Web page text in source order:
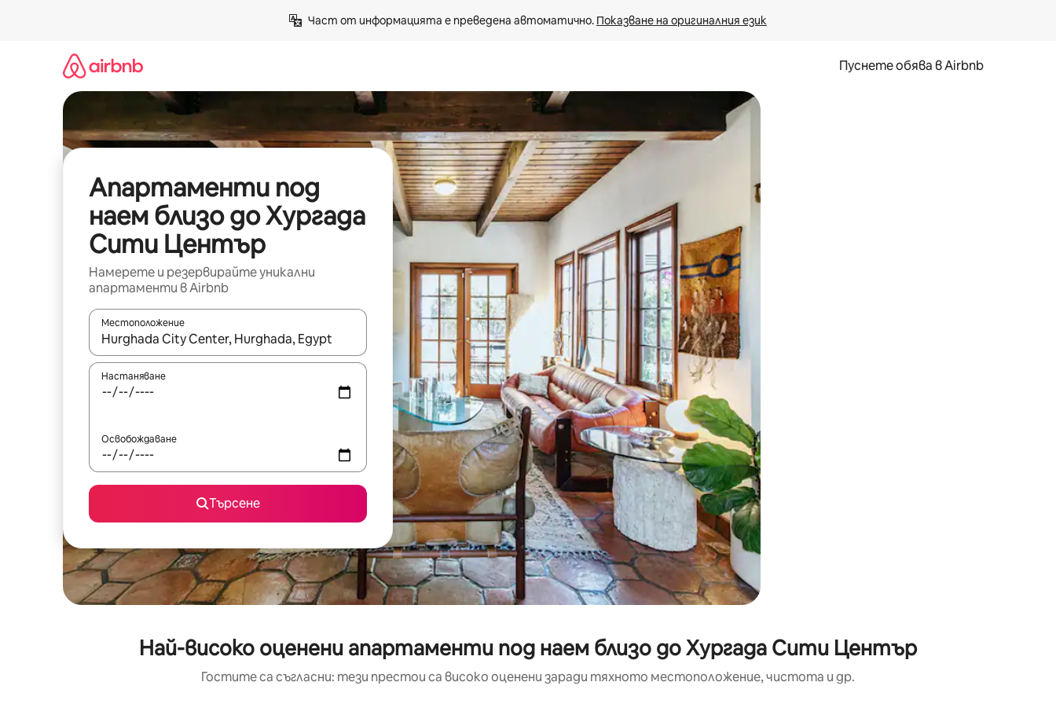
Част от информацията е преведена автоматично. Показване на оригиналния език
Пуснете обява в Airbnb
Апартаменти под
наем близо до Хургада
Сити Център
Намерете и резервирайте уникални
апартаменти в Airbnb
Местоположение
Когато резултатите се покажат, използвайте клавишите със стрелки нагоре и надолу или навигирайте с докосване или плъзгане.
Настаняване
Освобождаване
Търсене
Най-високо оценени апартаменти под наем близо до Хургада Сити Център
Гостите са съгласни: тези престои са високо оценени заради тяхното местоположение, чистота и др.